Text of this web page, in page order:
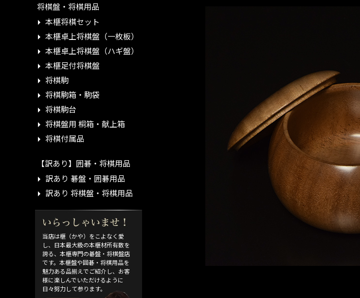
将棋盤・将棋用品
本榧将棋セット
本榧卓上将棋盤（一枚板）
本榧卓上将棋盤（ハギ盤）
本榧足付将棋盤
将棋駒
将棋駒箱・駒袋
将棋駒台
将棋盤用 桐箱・献上箱
将棋付属品
【訳あり】囲碁・将棋用品
訳あり 碁盤・囲碁用品
訳あり 将棋盤・将棋用品
当店は榧（かや）をこよなく愛
し、日本最大級の本榧材所有数を
誇る、本榧専門の碁盤・将棋盤店
です。本榧盤や囲碁・将棋用品を
魅力ある品揃えでご紹介し、お客
様に楽しんでいただけるように
日々努力して参ります。